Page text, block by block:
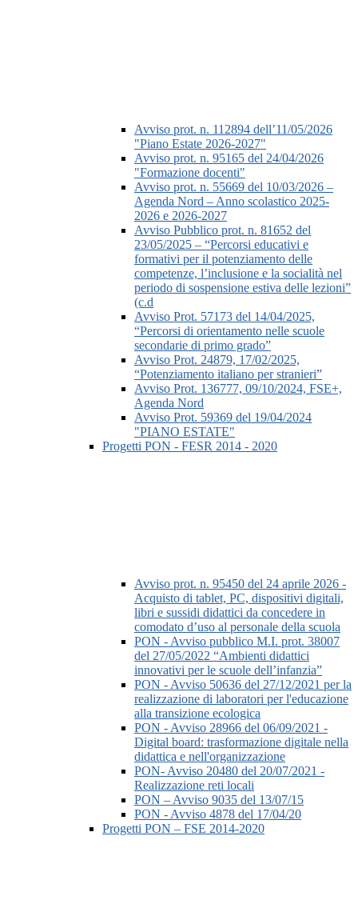
Avviso prot. n. 112894 dell’11/05/2026
"Piano Estate 2026-2027"
Avviso prot. n. 95165 del 24/04/2026
"Formazione docenti"
Avviso prot. n. 55669 del 10/03/2026 –
Agenda Nord – Anno scolastico 2025-
2026 e 2026-2027
Avviso Pubblico prot. n. 81652 del
23/05/2025 – “Percorsi educativi e
formativi per il potenziamento delle
competenze, l’inclusione e la socialità nel
periodo di sospensione estiva delle lezioni”
(c.d
Avviso Prot. 57173 del 14/04/2025,
“Percorsi di orientamento nelle scuole
secondarie di primo grado”
Avviso Prot. 24879, 17/02/2025,
“Potenziamento italiano per stranieri”
Avviso Prot. 136777, 09/10/2024, FSE+,
Agenda Nord
Avviso Prot. 59369 del 19/04/2024
"PIANO ESTATE"
Progetti PON - FESR 2014 - 2020
Avviso prot. n. 95450 del 24 aprile 2026 -
Acquisto di tablet, PC, dispositivi digitali,
libri e sussidi didattici da concedere in
comodato d’uso al personale della scuola
PON - Avviso pubblico M.I. prot. 38007
del 27/05/2022 “Ambienti didattici
innovativi per le scuole dell’infanzia”
PON - Avviso 50636 del 27/12/2021 per la
realizzazione di laboratori per l'educazione
alla transizione ecologica
PON - Avviso 28966 del 06/09/2021 -
Digital board: trasformazione digitale nella
didattica e nell'organizzazione
PON- Avviso 20480 del 20/07/2021 -
Realizzazione reti locali
PON – Avviso 9035 del 13/07/15
PON - Avviso 4878 del 17/04/20
Progetti PON – FSE 2014-2020